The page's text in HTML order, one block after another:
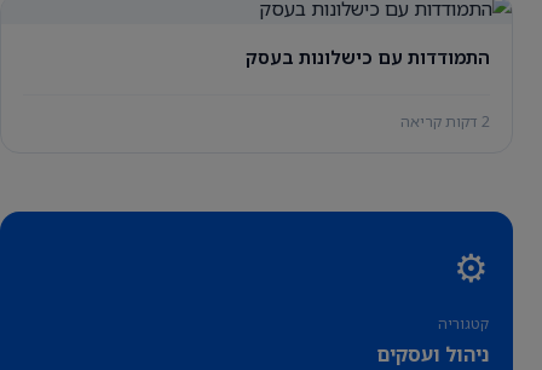
התמודדות עם כישלונות בעסק
2 דקות קריאה
⚙️
קטגוריה
ניהול ועסקים